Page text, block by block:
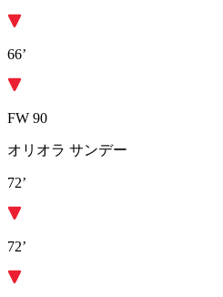
66’
FW 90
オリオラ サンデー
72’
72’